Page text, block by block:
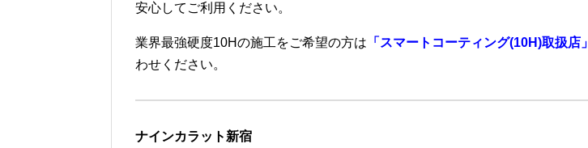
安心してご利用ください。
業界最強硬度10Hの施工をご希望の方は 「スマートコーティング(10H)取扱店」
わせください。
ナインカラット新宿